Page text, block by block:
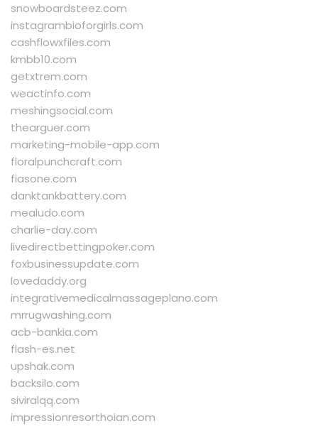
snowboardsteez.com
instagrambioforgirls.com
cashflowxfiles.com
kmbb10.com
getxtrem.com
weactinfo.com
meshingsocial.com
thearguer.com
marketing-mobile-app.com
floralpunchcraft.com
fiasone.com
danktankbattery.com
mealudo.com
charlie-day.com
livedirectbettingpoker.com
foxbusinessupdate.com
lovedaddy.org
integrativemedicalmassageplano.com
mrrugwashing.com
acb-bankia.com
flash-es.net
upshak.com
backsilo.com
siviralqq.com
impressionresorthoian.com